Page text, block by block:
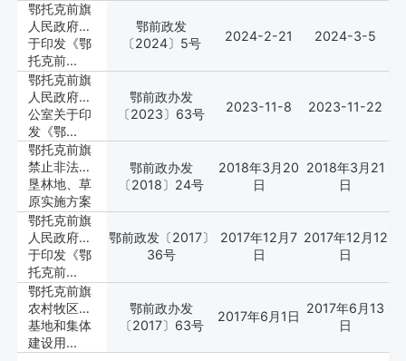
鄂托克前旗
人民政府关
于印发《鄂
托克前...
鄂前政发
〔2024〕5号
2024-2-21 2024-3-5
鄂托克前旗
人民政府办
公室关于印
发《鄂...
鄂前政办发
〔2023〕63号
2023-11-8 2023-11-22
鄂托克前旗
禁止非法开
垦林地、草
原实施方案
鄂前政办发
〔2018〕24号
2018年3月20
日
2018年3月21
日
鄂托克前旗
人民政府关
于印发《鄂
托克前...
鄂前政发〔2017〕
36号
2017年12月7
日
2017年12月12
日
鄂托克前旗
农村牧区宅
基地和集体
建设用...
鄂前政办发
〔2017〕63号
2017年6月1日
2017年6月13
日